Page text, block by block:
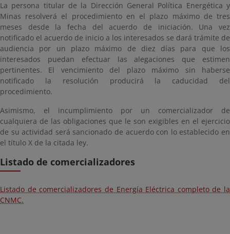
La persona titular de la Dirección General Política Energética y
Minas resolverá el procedimiento en el plazo máximo de tres
meses desde la fecha del acuerdo de iniciación. Una vez
notificado el acuerdo de inicio a los interesados se dará trámite de
audiencia por un plazo máximo de diez días para que los
interesados puedan efectuar las alegaciones que estimen
pertinentes. El vencimiento del plazo máximo sin haberse
notificado la resolución producirá la caducidad del
procedimiento.
Asimismo, el incumplimiento por un comercializador de
cualquiera de las obligaciones que le son exigibles en el ejercicio
de su actividad será sancionado de acuerdo con lo establecido en
el título X de la citada ley.
Listado de comercializadores
Listado de comercializadores de Energía Eléctrica completo de la
CNMC.